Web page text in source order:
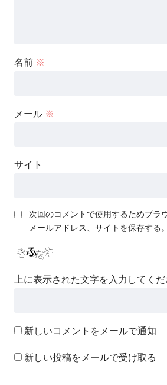
名前 ※
メール ※
サイト
次回のコメントで使用するためブラ
メールアドレス、サイトを保存する。
上に表示された文字を入力してくだ
新しいコメントをメールで通知
新しい投稿をメールで受け取る